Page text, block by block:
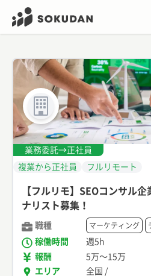
業務委託→正社員
複業から正社員
フルリモート
【フルリモ】SEOコンサル
ナリスト募集！
職種 マーケティング
稼働時間
週5h
報酬
5万〜15万
エリア
全国 /